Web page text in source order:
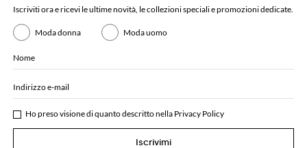
Iscriviti ora e ricevi le ultime novità, le collezioni speciali e promozioni dedicate.
Moda donna Moda uomo
Nome
Indirizzo e-mail
Ho preso visione di quanto descritto nella Privacy Policy
Iscrivimi